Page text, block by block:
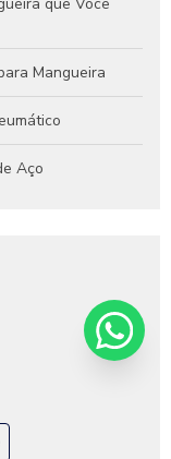
Mangueira
Aço
para Seu
em Inox
rápido hidráulico
Inox para Sua